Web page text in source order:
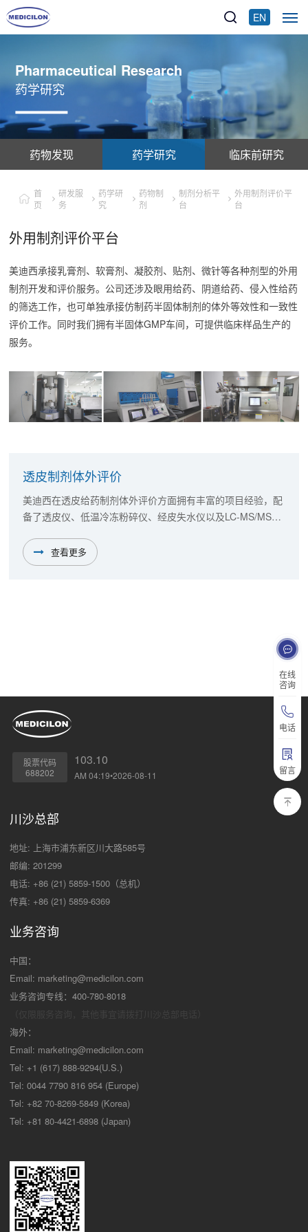
EN
在线
咨询
电话
留言
Pharmaceutical Research
药学研究
药物发现 药学研究 临床前研究
首
页
研发服
务
药学研
究
药物制
剂
制剂分析平
台
外用制剂评价平
台
外用制剂评价平台
美迪西承接乳膏剂、软膏剂、凝胶剂、贴剂、微针等各种剂型的外用
制剂开发和评价服务。公司还涉及眼用给药、阴道给药、侵入性给药
的筛选工作，也可单独承接仿制药半固体制剂的体外等效性和一致性
评价工作。同时我们拥有半固体GMP车间，可提供临床样品生产的
服务。
透皮制剂体外评价
美迪西在透皮给药制剂体外评价方面拥有丰富的项目经验，配
备了透皮仪、低温冷冻粉碎仪、经皮失水仪以及LC-MS/MS等
更、一致性评价、仿制药申报等涉及体外评价的项目提供专业
而高效的服务。体外释放试验（IVRT）和体外透皮试验
查看更多
股票代码
688202
103.10
AM 04:19•2026-08-11
川沙总部
地址: 上海市浦东新区川大路585号
邮编: 201299
电话: +86 (21) 5859-1500（总机）
传真: +86 (21) 5859-6369
业务咨询
中国：
Email: marketing@medicilon.com
业务咨询专线：400-780-8018
海外：
Email: marketing@medicilon.com
Tel: +1 (617) 888-9294(U.S.)
Tel: 0044 7790 816 954 (Europe)
Tel: +82 70-8269-5849 (Korea)
Tel: +81 80-4421-6898 (Japan)